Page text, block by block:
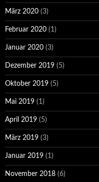
März 2020 (3)
Februar 2020 (1)
Januar 2020 (3)
Dezember 2019 (5)
Oktober 2019 (5)
Mai 2019 (1)
April 2019 (5)
März 2019 (3)
Januar 2019 (1)
November 2018 (6)